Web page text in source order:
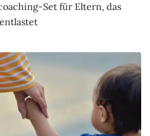
Set für Eltern, das
entlastet